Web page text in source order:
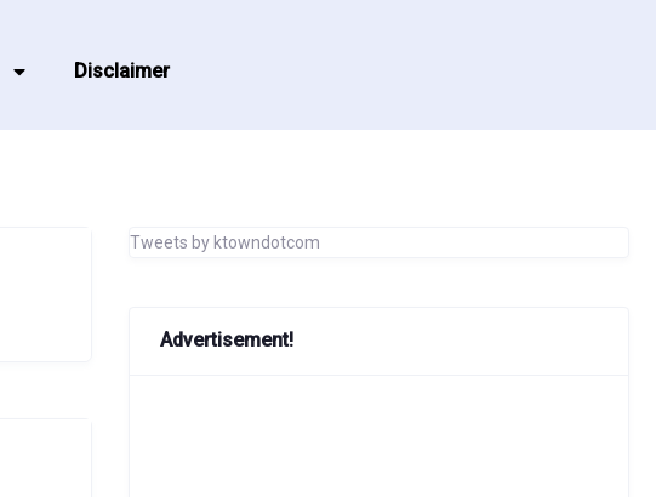
Disclaimer
Tweets by ktowndotcom
Advertisement!